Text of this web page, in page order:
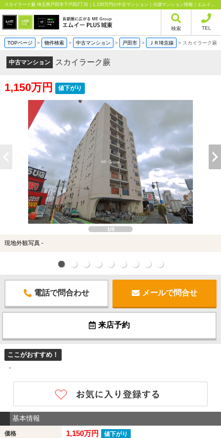
スカイラーク蕨 埼玉県戸田市下戸田2丁目｜1,150万円の中古マンション｜分譲マンション情報｜エムイーPLUS城東株式会社
検索 TEL
TOPページ > 物件検索 > 中古マンション > 戸田市 > ＪＲ埼京線 > スカイラーク蕨
中古マンション スカイラーク蕨
1,150万円 値下がり
1/9
現地外観写真 -
電話で問合わせ メールで問合せ
来店予約
ここがおすすめ！
-
基本情報
価格 1,150万円 値下がり